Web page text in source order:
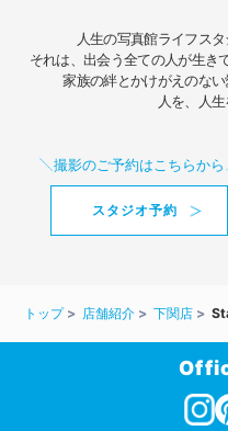
人生の写真館ライフス
それは、出会う全ての人が生き
家族の絆とかけがえのない
人を、人
撮影のご予約はこちらから
スタジオ予約
トップ 店舗紹介 下関店